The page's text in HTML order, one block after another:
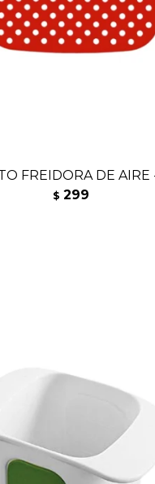
FREIDORA DE AIRE
$ 299